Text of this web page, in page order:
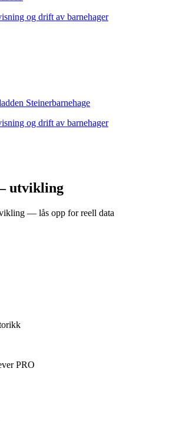
og drift av barnehager
Steinerbarnehage
og drift av barnehager
utvikling
— lås opp for reell data
PRO